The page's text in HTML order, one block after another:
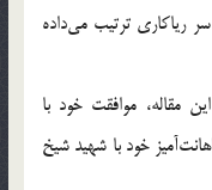
ریاکاری‌ ترتیب‌ می‌داده‌
مقاله، موافقت‌ خود با
خود با شهید شیخ‌